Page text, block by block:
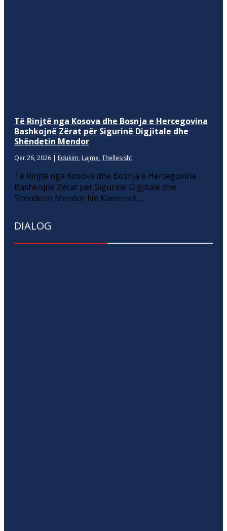
Të Rinjtë nga Kosova dhe Bosnja e Hercegovina
Bashkojnë Zërat për Sigurinë Digjitale dhe
Shëndetin Mendor
Qer 26, 2026 | Edukim, Lajme, Thellesisht
Të Rinjtë nga Kosova dhe Bosnja e Hercegovina
Bashkojnë Zërat për Sigurinë Digjitale dhe
Shëndetin Mendor Në Kamenicë,...
DIALOG